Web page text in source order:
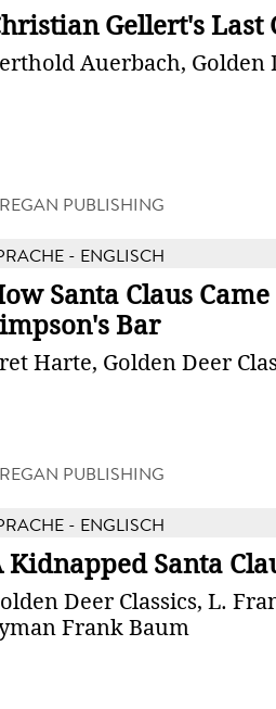
Gellert's Last
Auerbach, Golden
PUBLISHING
- ENGLISCH
Santa Claus
Bar
Harte, Golden Deer
PUBLISHING
- ENGLISCH
Kidnapped Santa
Deer Classics, L.
Frank Baum